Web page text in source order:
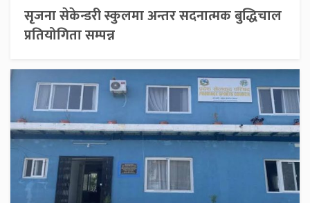
सृजना सेकेन्डरी स्कुलमा अन्तर सदनात्मक बुद्धिचाल
प्रतियोगिता सम्पन्न